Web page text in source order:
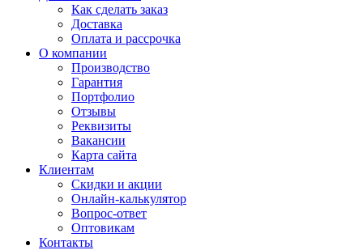
Как сделать заказ
Доставка
Оплата и рассрочка
О компании
Производство
Гарантия
Портфолио
Отзывы
Реквизиты
Вакансии
Карта сайта
Клиентам
Скидки и акции
Онлайн-калькулятор
Вопрос-ответ
Оптовикам
Контакты